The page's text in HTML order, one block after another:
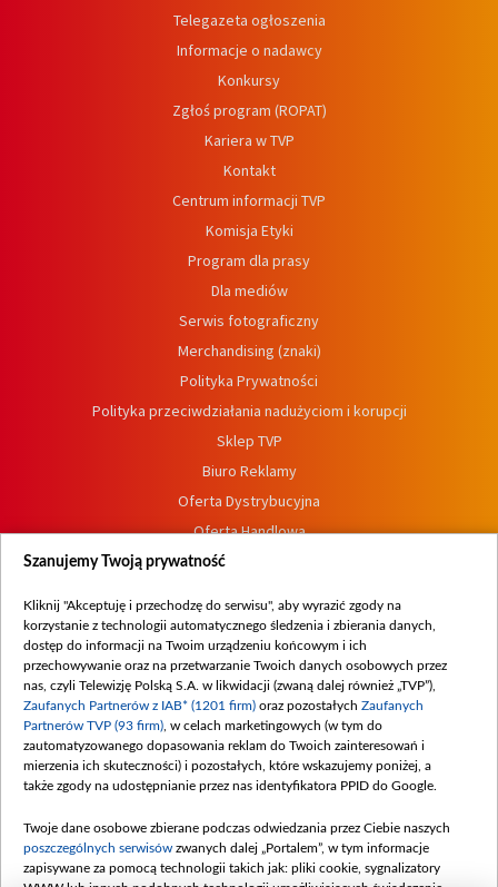
Telegazeta ogłoszenia
Informacje o nadawcy
Konkursy
Zgłoś program (ROPAT)
Kariera w TVP
Kontakt
Centrum informacji TVP
Komisja Etyki
Program dla prasy
Dla mediów
Serwis fotograficzny
Merchandising (znaki)
Polityka Prywatności
Polityka przeciwdziałania nadużyciom i korupcji
Sklep TVP
Biuro Reklamy
Oferta Dystrybucyjna
Oferta Handlowa
Dostępność
Procedura zgłoszeń wewnętrznych
Szanujemy Twoją prywatność
Kliknij "Akceptuję i przechodzę do serwisu", aby wyrazić zgody na
korzystanie z technologii automatycznego śledzenia i zbierania danych,
dostęp do informacji na Twoim urządzeniu końcowym i ich
przechowywanie oraz na przetwarzanie Twoich danych osobowych przez
nas, czyli Telewizję Polską S.A. w likwidacji (zwaną dalej również „TVP”),
Zaufanych Partnerów z IAB* (1201 firm) oraz pozostałych Zaufanych
Partnerów TVP (93 firm) , w celach marketingowych (w tym do
zautomatyzowanego dopasowania reklam do Twoich zainteresowań i
mierzenia ich skuteczności) i pozostałych, które wskazujemy poniżej, a
także zgody na udostępnianie przez nas identyfikatora PPID do Google.
Twoje dane osobowe zbierane podczas odwiedzania przez Ciebie naszych
poszczególnych serwisów zwanych dalej „Portalem”, w tym informacje
zapisywane za pomocą technologii takich jak: pliki cookie, sygnalizatory